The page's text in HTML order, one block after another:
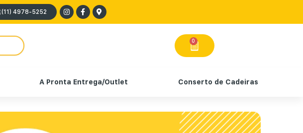
(11) 4978-5252
0
A Pronta Entrega/Outlet Conserto de Cadeiras